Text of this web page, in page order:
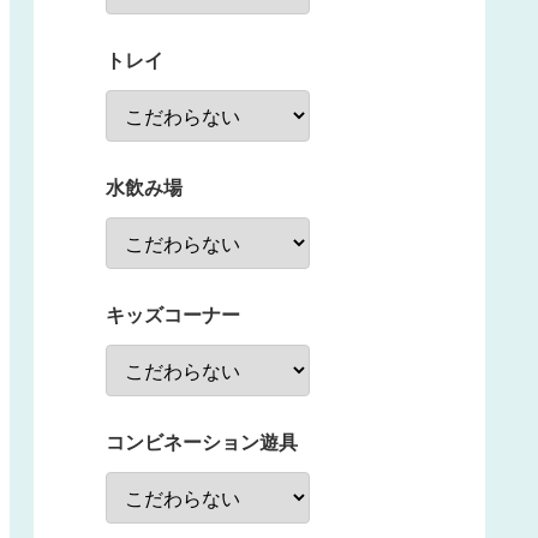
トレイ
水飲み場
キッズコーナー
コンビネーション遊具